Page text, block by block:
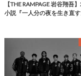
【THE RAMPAGE 岩谷翔吾
小説『一人分の夜を生き直